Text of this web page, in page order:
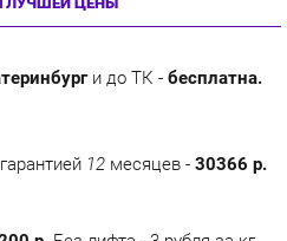
и до ТК -бесплатна.